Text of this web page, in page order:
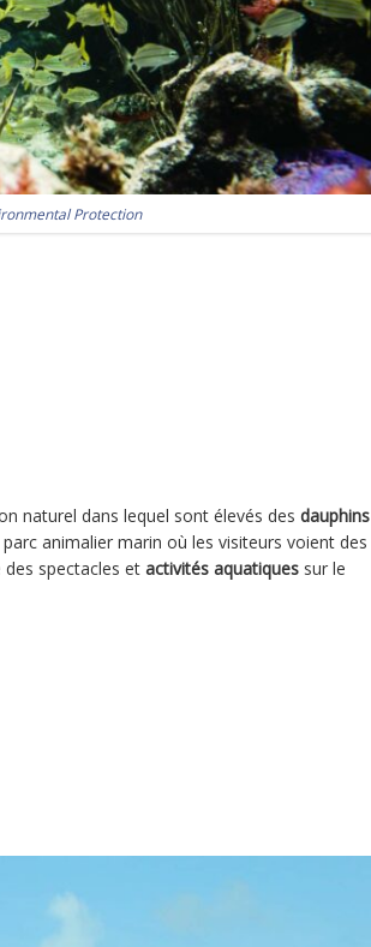
Protection
naturel dans lequel sont élevés des dauphins
parc animalier marin où les visiteurs voient des
spectacles et activités aquatiques sur le